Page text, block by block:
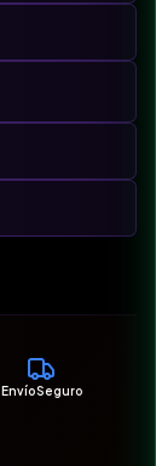
Envío Seguro